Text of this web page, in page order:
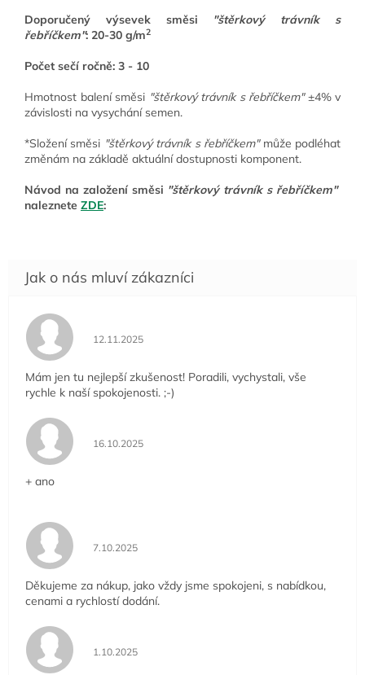
Doporučený výsevek směsi "štěrkový trávník s
řebříčkem": 20-30 g/m2
Počet sečí ročně: 3 - 10
Hmotnost balení směsi "štěrkový trávník s řebříčkem" ±4% v
závislosti na vysychání semen.
*Složení směsi "štěrkový trávník s řebříčkem" může podléhat
změnám na základě aktuální dostupnosti komponent.
Návod na založení směsi "štěrkový trávník s řebříčkem"
naleznete ZDE:
Hodnocení obchodu je 5 z 5 hvězdiček.
12.11.2025
Mám jen tu nejlepší zkušenost! Poradili, vychystali, vše
rychle k naší spokojenosti. ;-)
Hodnocení obchodu je 5 z 5 hvězdiček.
16.10.2025
+ ano
Hodnocení obchodu je 5 z 5 hvězdiček.
7.10.2025
Děkujeme za nákup, jako vždy jsme spokojeni, s nabídkou,
cenami a rychlostí dodání.
Hodnocení obchodu je 5 z 5 hvězdiček.
1.10.2025